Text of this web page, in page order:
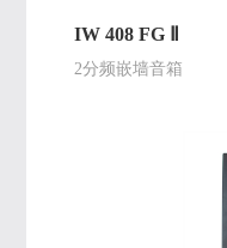
IW 408 FG Ⅱ
2分频嵌墙音箱